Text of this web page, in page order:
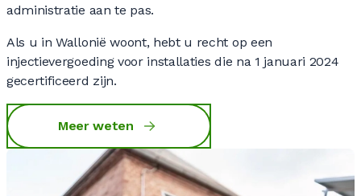
administratie aan te pas.
Als u in Wallonië woont, hebt u recht op een
injectievergoeding voor installaties die na 1 januari 2024
gecertificeerd zijn.
Meer weten